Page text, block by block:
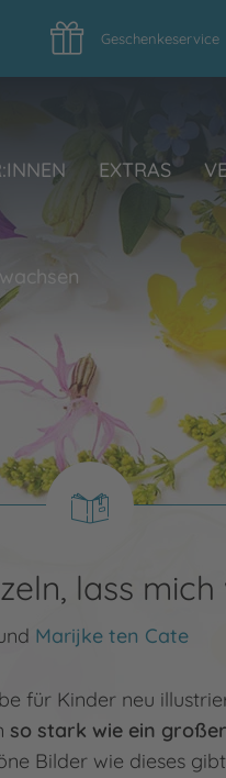
Geschenkeservice
EXTRAS
lass
Marijke ten Cate
für Kinder neu
so stark wie ein
Bilder wie dieses